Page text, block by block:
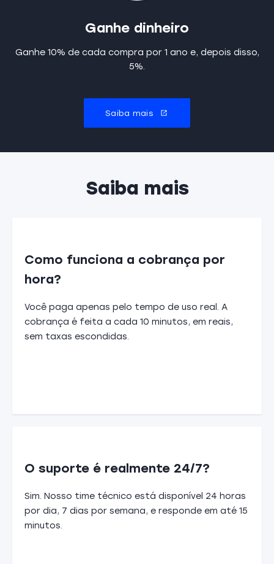
Ganhe dinheiro
Ganhe 10% de cada compra por 1 ano e, depois disso,
5%.
Saiba mais
Saiba mais
Como funciona a cobrança por
hora?
Você paga apenas pelo tempo de uso real. A
cobrança é feita a cada 10 minutos, em reais,
sem taxas escondidas.
O suporte é realmente 24/7?
Sim. Nosso time técnico está disponível 24 horas
por dia, 7 dias por semana, e responde em até 15
minutos.